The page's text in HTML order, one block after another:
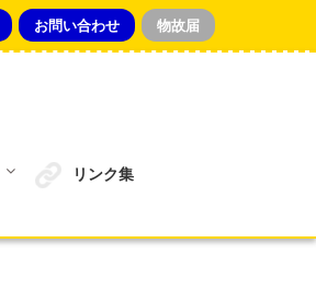
お問い合わせ 物故届
リンク集